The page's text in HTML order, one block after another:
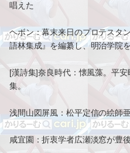
唱えた
ヘボン：幕末来日のプロテスタ
語林集成』を編纂し、明治学院
[漢詩集]奈良時代：懐風藻。平
集。
浅間山図屏風：松平定信の絵師
咸宜園：折衷学者広瀬淡窓が豊